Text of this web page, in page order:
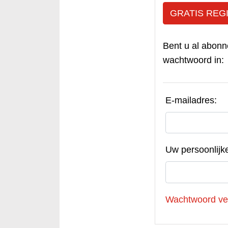
GRATIS
Bent u al
wachtwoord in:
E-mailadres:
Uw
Wachtwoord